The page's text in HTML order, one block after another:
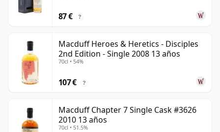
87 € ?
Macduff Heroes & Heretics - Disciples
2nd Edition - Single 2008 13 años
70cl • 54%
107 € ?
Macduff Chapter 7 Single Cask #3626
2010 13 años
70cl • 51.5%